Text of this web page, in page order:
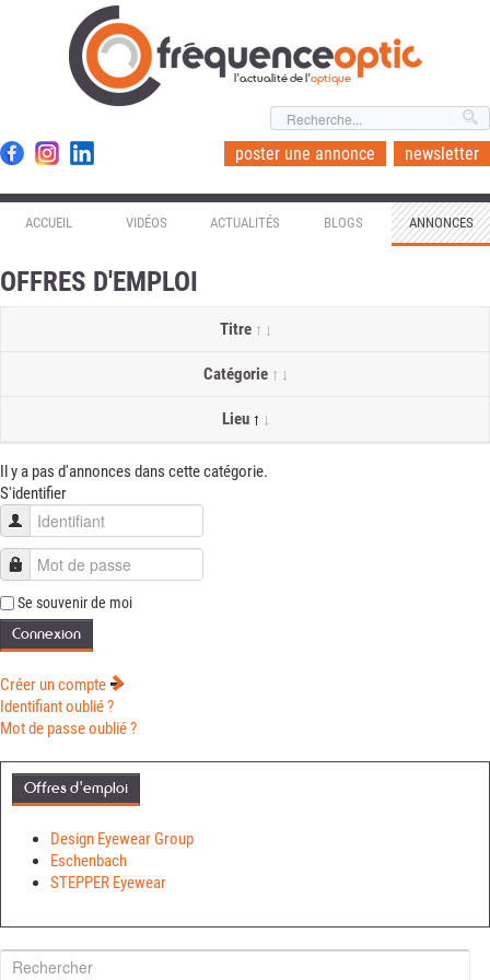
l'actualité de l'optique
poster une annonce newsletter
ACCUEIL VIDÉOS ACTUALITÉS BLOGS ANNONCES
OFFRES D'EMPLOI
Titre
Catégorie
Lieu
Il y a pas d'annonces dans cette catégorie.
S'identifier
Identifiant
Mot de passe
Se souvenir de moi
Connexion
Créer un compte
Identifiant oublié ?
Mot de passe oublié ?
Offres d'emploi
Design Eyewear Group
Eschenbach
STEPPER Eyewear